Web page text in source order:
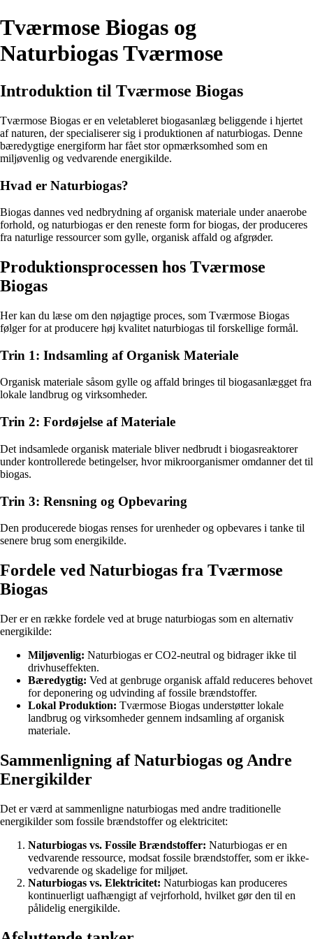
Tværmose Biogas og
Naturbiogas Tværmose
Introduktion til Tværmose Biogas
Tværmose Biogas er en veletableret biogasanlæg beliggende i hjertet
af naturen, der specialiserer sig i produktionen af naturbiogas. Denne
bæredygtige energiform har fået stor opmærksomhed som en
miljøvenlig og vedvarende energikilde.
Hvad er Naturbiogas?
Biogas dannes ved nedbrydning af organisk materiale under anaerobe
forhold, og naturbiogas er den reneste form for biogas, der produceres
fra naturlige ressourcer som gylle, organisk affald og afgrøder.
Produktionsprocessen hos Tværmose
Biogas
Her kan du læse om den nøjagtige proces, som Tværmose Biogas
følger for at producere høj kvalitet naturbiogas til forskellige formål.
Trin 1: Indsamling af Organisk Materiale
Organisk materiale såsom gylle og affald bringes til biogasanlægget fra
lokale landbrug og virksomheder.
Trin 2: Fordøjelse af Materiale
Det indsamlede organisk materiale bliver nedbrudt i biogasreaktorer
under kontrollerede betingelser, hvor mikroorganismer omdanner det til
biogas.
Trin 3: Rensning og Opbevaring
Den producerede biogas renses for urenheder og opbevares i tanke til
senere brug som energikilde.
Fordele ved Naturbiogas fra Tværmose
Biogas
Der er en række fordele ved at bruge naturbiogas som en alternativ
energikilde:
Miljøvenlig: Naturbiogas er CO2-neutral og bidrager ikke til
drivhuseffekten.
Bæredygtig: Ved at genbruge organisk affald reduceres behovet
for deponering og udvinding af fossile brændstoffer.
Lokal Produktion: Tværmose Biogas understøtter lokale
landbrug og virksomheder gennem indsamling af organisk
materiale.
Sammenligning af Naturbiogas og Andre
Energikilder
Det er værd at sammenligne naturbiogas med andre traditionelle
energikilder som fossile brændstoffer og elektricitet:
Naturbiogas vs. Fossile Brændstoffer: Naturbiogas er en
vedvarende ressource, modsat fossile brændstoffer, som er ikke-
vedvarende og skadelige for miljøet.
Naturbiogas vs. Elektricitet: Naturbiogas kan produceres
kontinuerligt uafhængigt af vejrforhold, hvilket gør den til en
pålidelig energikilde.